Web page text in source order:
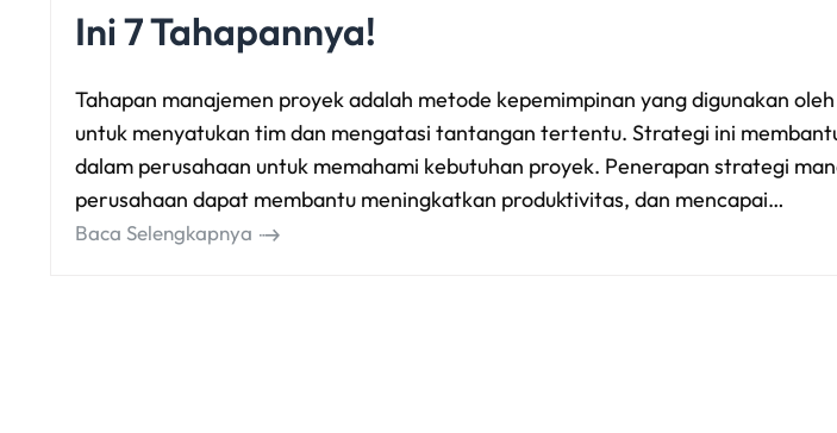
Ini 7 Tahapannya!
Tahapan manajemen proyek adalah metode kepemimpinan yang digunakan
untuk menyatukan tim dan mengatasi tantangan tertentu. Strategi ini
dalam perusahaan untuk memahami kebutuhan proyek. Penerapan strategi
perusahaan dapat membantu meningkatkan produktivitas, dan mencapai…
Baca Selengkapnya